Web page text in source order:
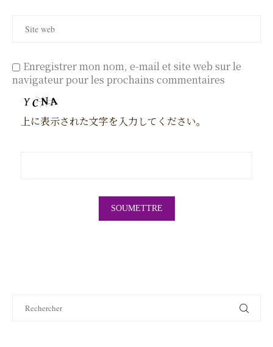
Enregistrer mon nom, e-mail et site web sur le
navigateur pour les prochains commentaires
上に表示された文字を入力してください。